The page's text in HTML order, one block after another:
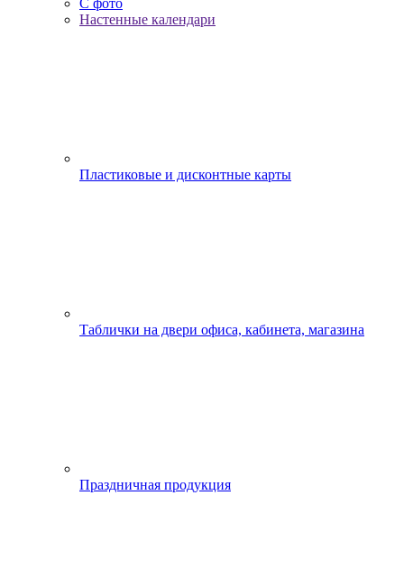
С фото
Настенные календари
Пластиковые и дисконтные карты
Таблички на двери офиса, кабинета, магазина
Праздничная продукция